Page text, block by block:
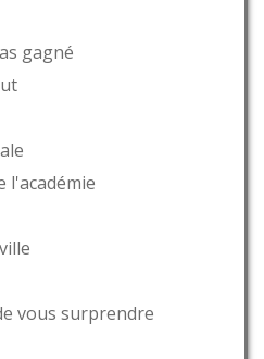
gagné
l'académie
vous surprendre